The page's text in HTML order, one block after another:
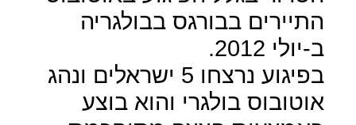
התיירים בבורגס בבולגריה
ב-יולי 2012.
בפיגוע נרצחו 5 ישראלים ונהג
אוטובוס בולגרי והוא בוצע